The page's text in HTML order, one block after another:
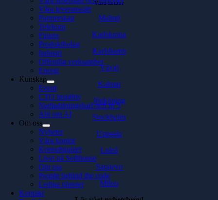
Våra leveranssätt
Partnerskap
Telekom
Finans
Produktbolag
Industri
Offentlig verksamhet
Energi
Kunskap
Event
CTO Insights
Nedladdningsbart och In 5
Allt om AI
Om oss
Nyheter
Våra kontor
Konsultquizet
Livet på Softhouse
Om oss
People behind the code
Lediga tjänster
Kontakt
Våra kontor
Malmö
Karlskrona
Karlshamn
Växjö
Kalmar
Jönköping
Stockholm
Uppsala
Luleå
Sarajevo
Milou